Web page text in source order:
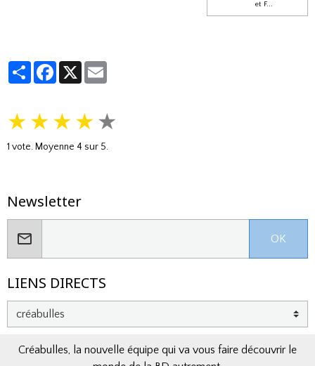
et F...
PartagerFacebook
X
★ ★ ★ ★ ★
1 vote. Moyenne 4 sur 5.
Newsletter
OK
LIENS DIRECTS
Créabulles, la nouvelle équipe qui va vous faire découvrir le